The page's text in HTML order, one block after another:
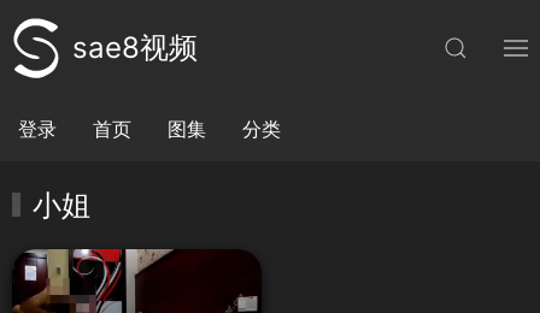
sae8视频
登录 首页 图集 分类
小姐